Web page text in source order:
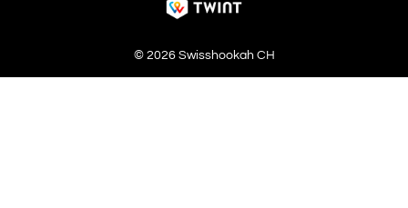
© 2026 Swisshookah CH